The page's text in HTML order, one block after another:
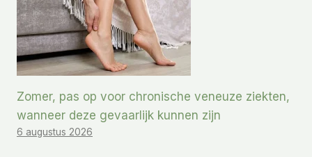
Zomer, pas op voor chronische veneuze ziekten,
wanneer deze gevaarlijk kunnen zijn
6 augustus 2026